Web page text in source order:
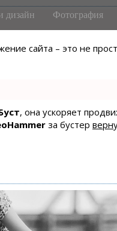
сайта – это не
, она ускоряет
за бустер
дизайн Фотография